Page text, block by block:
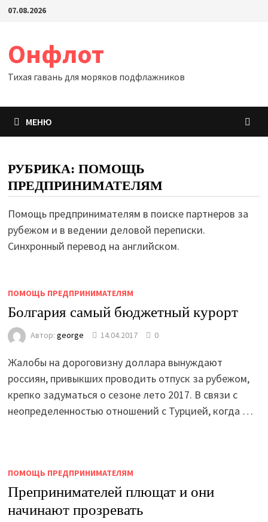
Перейти
07.08.2026
Онфлот
Тихая гавань для моряков подфлажников
МЕНЮ
РУБРИКА: ПОМОЩЬ
ПРЕДПРИНИМАТЕЛЯМ
Помощь предпринимателям в поиске партнеров за
рубежом и в ведении деловой переписки.
Синхронный перевод на английском.
ПОМОЩЬ ПРЕДПРИНИМАТЕЛЯМ
Болгария самый бюджетный курорт
Автор: george 14.04.2017 0
Жалобы на дороговизну доллара вынуждают
россиян, привыкших проводить отпуск за рубежом,
крепко задуматься о сезоне лето 2017. В связи с
неопределенностью отношений с Турцией, когда …
ПОМОЩЬ ПРЕДПРИНИМАТЕЛЯМ
Препринимателей плющат и они
начинают прозревать